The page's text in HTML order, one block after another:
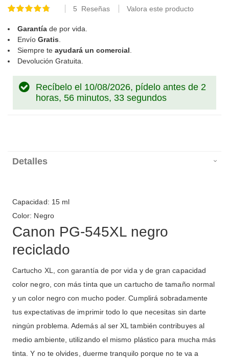
Valoración:
5 Reseñas Valora este producto
Garantía de por vida.
Envío Gratis
Siempre te ayudará un comercial
Devolución Gratuita.
Recíbelo el 10/08/2026, pídelo antes de 2
horas, 56 minutos, 32 segundos
Detalles
Capacidad: 15 ml
Color: Negro
Canon PG-545XL negro
reciclado
Cartucho XL, con garantía de por vida y de gran capacidad
color negro, con más tinta que un cartucho de tamaño normal
y un color negro con mucho poder. Cumplirá sobradamente
tus expectativas de imprimir todo lo que necesitas sin darte
ningún problema. Además al ser XL también contribuyes al
medio ambiente, utilizando el mismo plástico para mucha más
tinta. Y no te olvides, duerme tranquilo porque no te va a